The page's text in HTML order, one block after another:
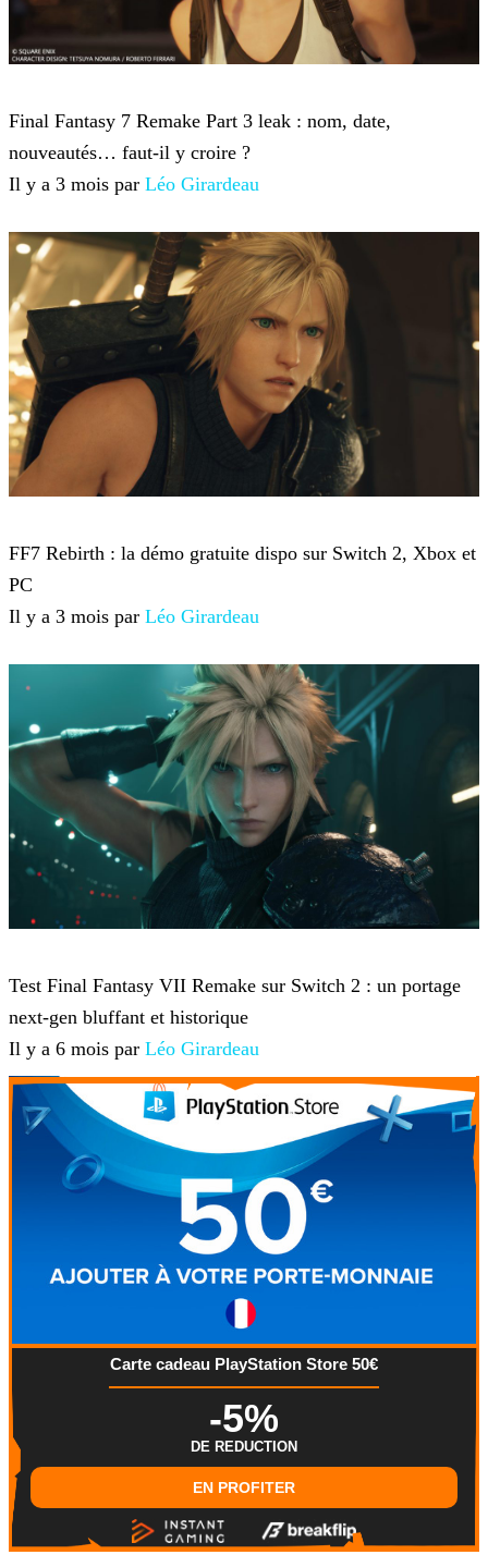
Final Fantasy 7 Remake Part 3 leak : nom, date,
nouveautés… faut-il y croire ?
Il y a 3 mois par Léo Girardeau
FF7 Rebirth : la démo gratuite dispo sur Switch 2, Xbox et
PC
Il y a 3 mois par Léo Girardeau
Test Final Fantasy VII Remake sur Switch 2 : un portage
next-gen bluffant et historique
Il y a 6 mois par Léo Girardeau
Carte cadeau PlayStation Store 50€
-5%
DE REDUCTION
EN PROFITER